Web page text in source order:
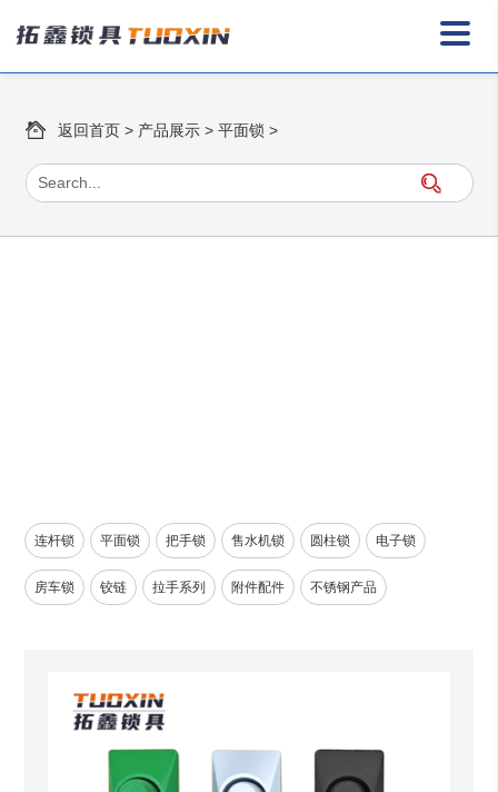
返回首页 > 产品展示 >平面锁 >
连杆锁 平面锁 把手锁 售水机锁 圆柱锁 电子锁
房车锁 铰链 拉手系列 附件配件 不锈钢产品